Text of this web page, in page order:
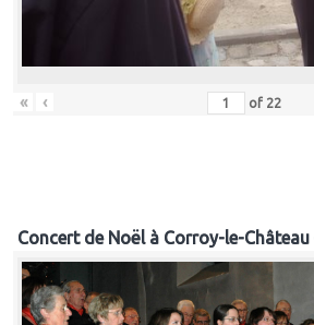
« ‹ of 22
Concert de Noël à Corroy-le-Château